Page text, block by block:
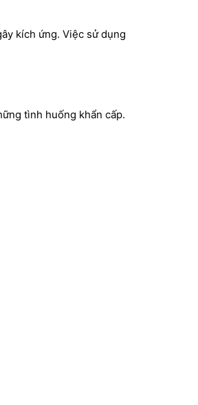
kích ứng. Việc sử dụng
tình huống khẩn cấp.